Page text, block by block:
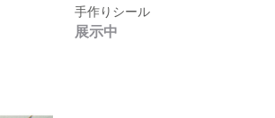
手作りシール
展示中